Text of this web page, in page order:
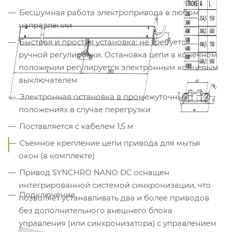
Бесшумная работа электропривода в любом
направлении
Быстрая и простая установка: не требуется
ручной регулировки. Остановка цепи в конечном
положении регулируется электронным концевым
выключателем
Электронная остановка в промежуточных
положениях в случае перегрузки
Поставляется с кабелем 1,5 м
Съемное крепление цепи привода для мытья
окон (в комплекте)
Привод SYNCHRO NANO DC оснащен
интегрированной системой синхронизации, что
позволяет устанавливать два и более приводов
без дополнительного внешнего блока
управления (или синхронизатора) с управлением
Подключение